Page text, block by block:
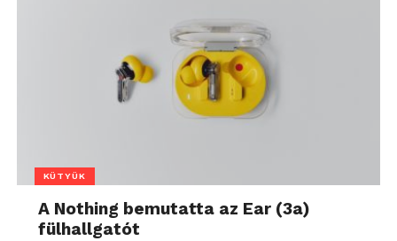
KÜTYÜK
A Nothing bemutatta az Ear (3a)
fülhallgatót